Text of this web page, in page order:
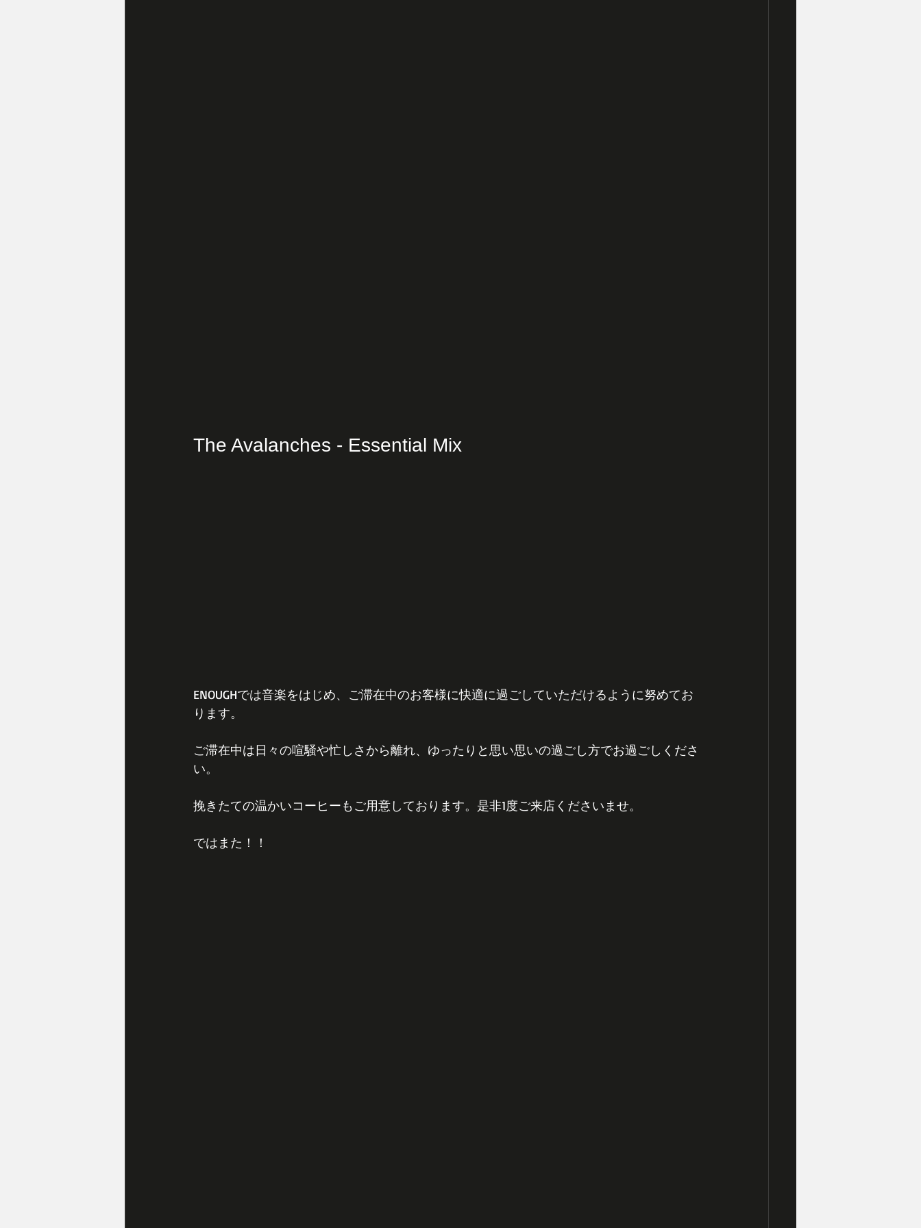
The Avalanches - Essential Mix
ENOUGHでは音楽をはじめ、ご滞在中のお客様に快適に過ごしていただけるように努めてお
ります。
ご滞在中は日々の喧騒や忙しさから離れ、ゆったりと思い思いの過ごし方でお過ごしくださ
い。
挽きたての温かいコーヒーもご用意しております。是非1度ご来店くださいませ。
ではまた！！